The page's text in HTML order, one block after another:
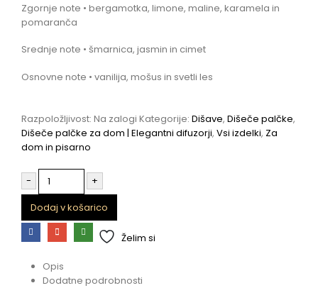
Zgornje note • bergamotka, limone, maline, karamela in
pomaranča
Srednje note • šmarnica, jasmin in cimet
Osnovne note • vanilija, mošus in svetli les
Razpoložljivost: Na zalogi Kategorije: Dišave, Dišeče palčke,
Dišeče palčke za dom | Elegantni difuzorji, Vsi izdelki, Za
dom in pisarno
-
+
Dodaj v košarico
Želim si
Opis
Dodatne podrobnosti